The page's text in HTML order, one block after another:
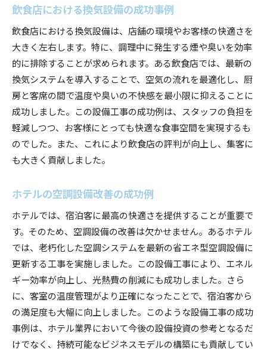
飲食店における換気設備の成功事例
飲食店における換気設備は、店舗の環境やお客様の快適さを
大きく左右します。特に、調理中に発生する煙や臭いを効率
的に排除することが求められます。ある飲食店では、最新の
換気システムを導入することで、空気の流れを最適化し、厨
房と客席の間で温度や臭いの不快感を最小限に抑えることに
成功しました。この設備工事の成功例は、スタッフの負担を
軽減しつつ、お客様にとっても快適な食事空間を実現するも
のでした。また、これにより飲食店の評判が向上し、集客に
も大きく貢献しました。
ホテルの空調設備改善の成功例
ホテルでは、宿泊客に最高の快適さを提供することが重要で
す。そのため、空調設備の改善は欠かせません。あるホテル
では、老朽化した空調システムを最新の省エネ型空調設備に
更新する工事を実施しました。この設備工事により、エネル
ギー効率が向上し、光熱費の削減にも成功しました。さら
に、客室の温度管理がより正確になったことで、宿泊客から
の満足度も大幅に向上しました。このような設備工事の成功
事例は、ホテル業界において今後の設備投資の参考となるだ
けでなく、持続可能なビジネスモデルの構築にも貢献してい